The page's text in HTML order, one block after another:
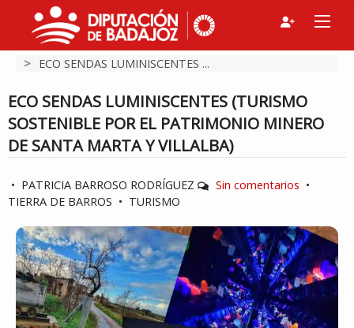
> ECO SENDAS LUMINISCENTES ...
ECO SENDAS LUMINISCENTES (TURISMO
SOSTENIBLE POR EL PATRIMONIO MINERO
DE SANTA MARTA Y VILLALBA)
• PATRICIA BARROSO RODRÍGUEZ Sin comentarios •
TIERRA DE BARROS • TURISMO